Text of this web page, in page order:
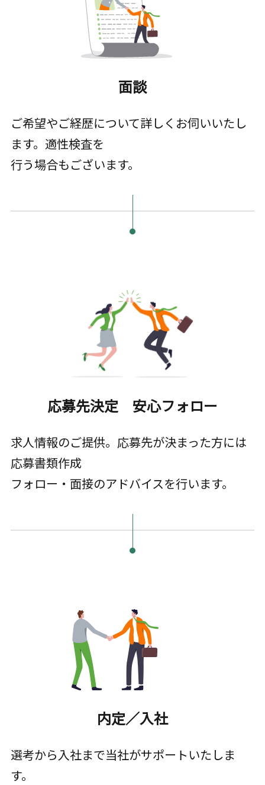
面談
ご希望やご経歴について詳しくお伺いいたし
ます。適性検査を
行う場合もございます。
応募先決定 安心フォロー
求人情報のご提供。応募先が決まった方には
応募書類作成
フォロー・面接のアドバイスを行います。
内定／入社
選考から入社まで当社がサポートいたしま
す。